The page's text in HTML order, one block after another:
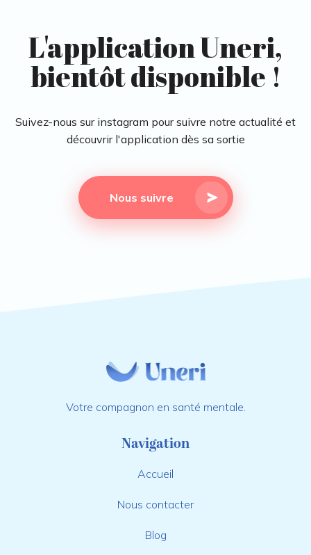
L'application Uneri,
bientôt disponible !
Suivez-nous sur instagram pour suivre notre actualité et
découvrir l'application dès sa sortie
Nous suivre
Votre compagnon en santé mentale.
Navigation
Accueil
Nous contacter
Blog